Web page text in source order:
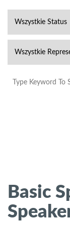
Basic